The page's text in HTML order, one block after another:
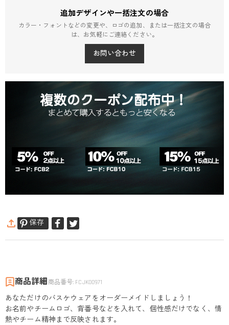
追加デザインや一括注文の場合
カラー・フォントなどの変更や、ロゴの追加、または一括注文の場合
は、お気軽にご連絡ください。
お問い合わせ
保存
商品詳細 商品番号: FCJK00971
あなただけのバスケウェアをオーダーメイドしましょう！
お名前やチームロゴ、背番号などを入れて、個性感だけでなく、情
熱やチーム精神まで反映されます。